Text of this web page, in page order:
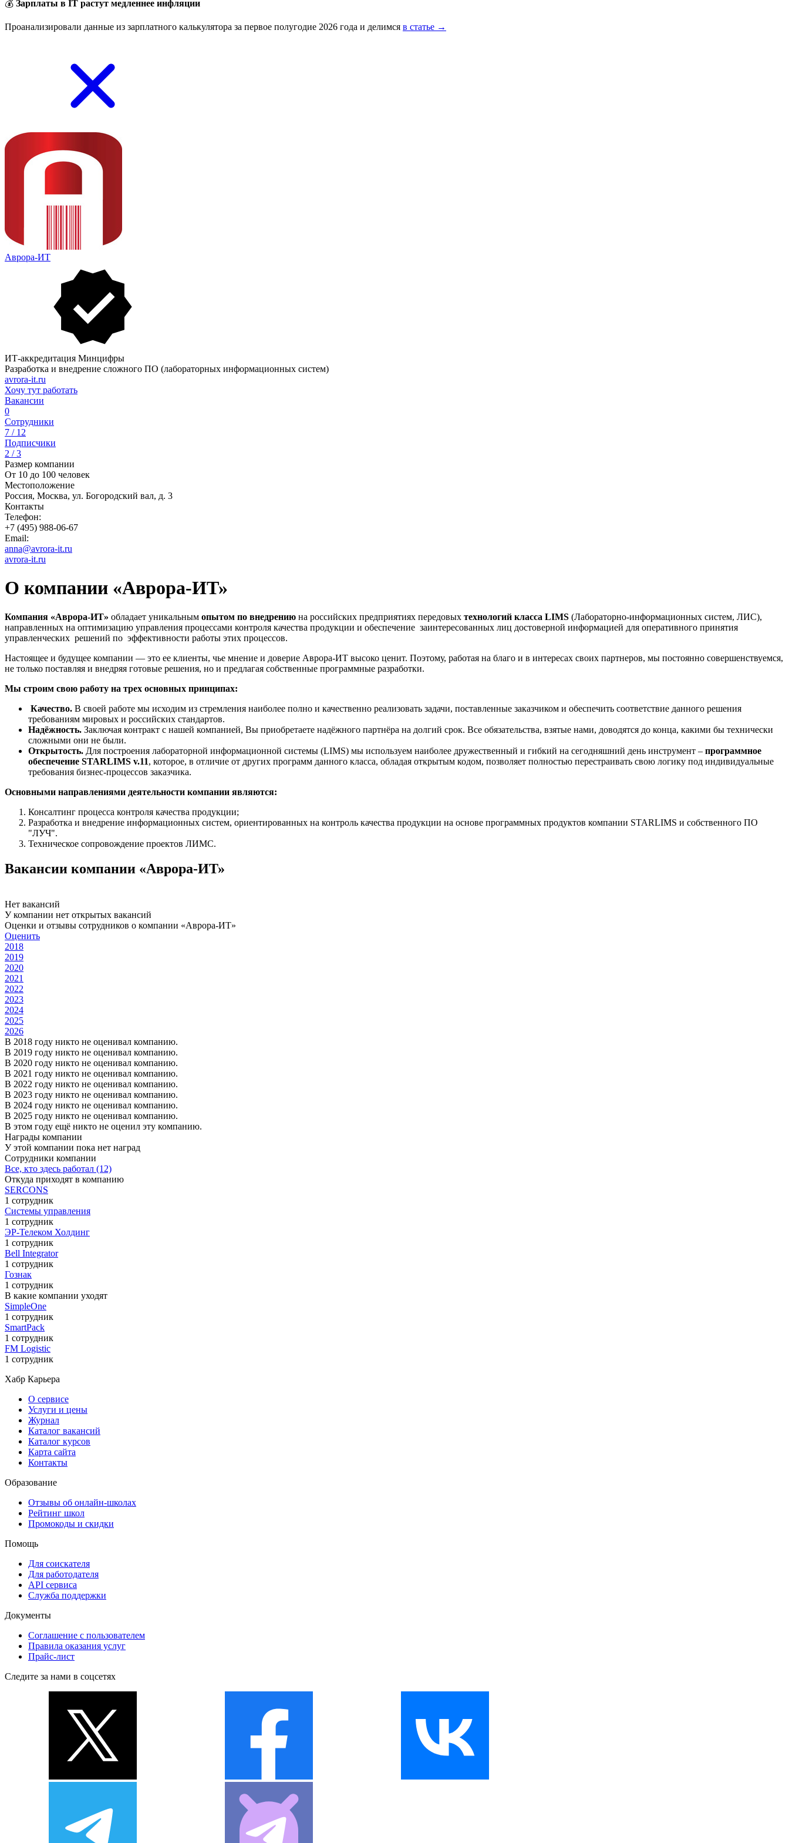
💰 Зарплаты в IT растут медленнее инфляции
Проанализировали данные из зарплатного калькулятора за первое полугодие 2026 года и делимся в статье →
Аврора-ИТ
ИТ-аккредитация Минцифры
Разработка и внедрение сложного ПО (лабораторных информационных систем)
avrora-it.ru
Хочу тут работать
Вакансии
0
Сотрудники
7 / 12
Подписчики
2 / 3
Размер компании
От 10 до 100 человек
Местоположение
Россия, Москва, ул. Богородский вал, д. 3
Контакты
Телефон:
+7 (495) 988-06-67
Email:
anna@avrora-it.ru
avrora-it.ru
О компании «Аврора-ИТ»
Компания «Аврора-ИТ» обладает уникальным опытом по внедрению на российских предприятиях передовых технологий класса LIMS (Лабораторно-информационных систем, ЛИС),
направленных на оптимизацию управления процессами контроля качества продукции и обеспечение заинтересованных лиц достоверной информацией для оперативного принятия
управленческих решений по эффективности работы этих процессов.
Настоящее и будущее компании — это ее клиенты, чье мнение и доверие Аврора-ИТ высоко ценит. Поэтому, работая на благо и в интересах своих партнеров, мы постоянно совершенствуемся,
не только поставляя и внедряя готовые решения, но и предлагая собственные программные разработки.
Мы строим свою работу на трех основных принципах:
Качество. В своей работе мы исходим из стремления наиболее полно и качественно реализовать задачи, поставленные заказчиком и обеспечить соответствие данного решения
требованиям мировых и российских стандартов.
Надёжность. Заключая контракт с нашей компанией, Вы приобретаете надёжного партнёра на долгий срок. Все обязательства, взятые нами, доводятся до конца, какими бы технически
сложными они не были.
Открытость. Для построения лабораторной информационной системы (LIMS) мы используем наиболее дружественный и гибкий на сегодняшний день инструмент – программное
обеспечение STARLIMS v.11, которое, в отличие от других программ данного класса, обладая открытым кодом, позволяет полностью перестраивать свою логику под индивидуальные
требования бизнес-процессов заказчика.
Основными направлениями деятельности компании являются:
Консалтинг процесса контроля качества продукции;
Разработка и внедрение информационных систем, ориентированных на контроль качества продукции на основе программных продуктов компании STARLIMS и собственного ПО
"ЛУЧ".
Техническое сопровождение проектов ЛИМС.
Вакансии компании «Аврора-ИТ»
Нет вакансий
У компании нет открытых вакансий
Оценки и отзывы сотрудников о компании «Аврора-ИТ»
Оценить
2018
2019
2020
2021
2022
2023
2024
2025
2026
В 2018 году никто не оценивал компанию.
В 2019 году никто не оценивал компанию.
В 2020 году никто не оценивал компанию.
В 2021 году никто не оценивал компанию.
В 2022 году никто не оценивал компанию.
В 2023 году никто не оценивал компанию.
В 2024 году никто не оценивал компанию.
В 2025 году никто не оценивал компанию.
В этом году ещё никто не оценил эту компанию.
Награды компании
У этой компании пока нет наград
Сотрудники компании
Все, кто здесь работал (12)
Откуда приходят в компанию
SERCONS
1 сотрудник
Системы управления
1 сотрудник
ЭР-Телеком Холдинг
1 сотрудник
Bell Integrator
1 сотрудник
Гознак
1 сотрудник
В какие компании уходят
SimpleOne
1 сотрудник
SmartPack
1 сотрудник
FM Logistic
1 сотрудник
Хабр Карьера
О сервисе
Услуги и цены
Журнал
Каталог вакансий
Каталог курсов
Карта сайта
Контакты
Образование
Отзывы об онлайн-школах
Рейтинг школ
Промокоды и скидки
Помощь
Для соискателя
Для работодателя
API сервиса
Служба поддержки
Документы
Соглашение с пользователем
Правила оказания услуг
Прайс-лист
Следите за нами в соцсетях